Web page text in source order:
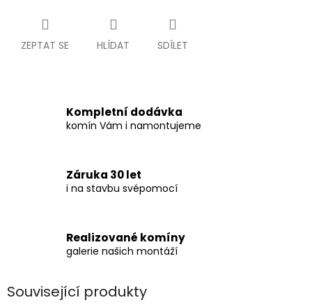
ZEPTAT SE HLÍDAT SDÍLET
Kompletní dodávka
komín Vám i namontujeme
Záruka 30 let
i na stavbu svépomocí
Realizované komíny
galerie našich montáží
Související produkty